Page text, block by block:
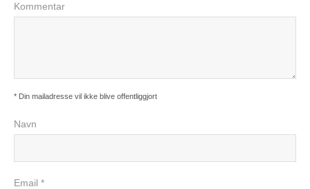
Kommentar
* Din mailadresse vil ikke blive offentliggjort
Navn
Email *